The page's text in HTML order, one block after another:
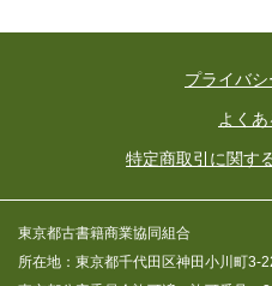
プライバ
よくあ
特定商取引に関す
東京都古書籍商業協同組合
所在地：東京都千代田区神田小川町